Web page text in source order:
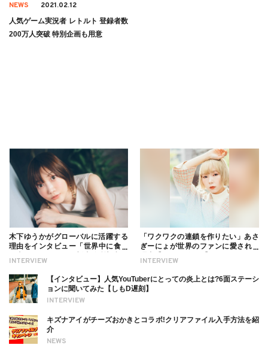
NEWS 2021.02.12
人気ゲーム実況者 レトルト 登録者数
200万人突破 特別企画も用意
INTERVIEW
木下ゆうかがグローバルに活躍する
理由をインタビュー「世界中に食べ
ついても
INTERVIEW
「ワクワクの連鎖を作りたい」あさ
ぎーにょが世界のファンに愛される
INTERVIEW
【インタビュー】人気YouTuberにとっての炎上とは?6面ステーシ
ョンに聞いてみた【しもD遅刻】
NEWS
キズナアイがチーズおかきとコラボ!クリアファイル入手方法を紹
介